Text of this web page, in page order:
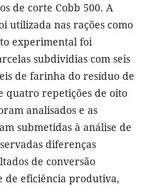
de corte Cobb 500. A
utilizada nas rações como
experimental foi
subdividias com seis
de farinha do resíduo de
quatro repetições de oito
analisados e as
submetidas à análise de
diferenças
de conversão
de eficiência produtiva,